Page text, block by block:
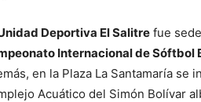
Deportiva El Salitre fue
Internacional de Sóftbol
en la Plaza La Santamaría se
Acuático del Simón Bolívar